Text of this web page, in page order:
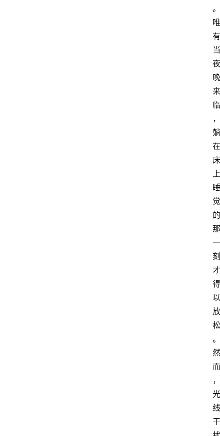
。
唯
有
当
夜
晚
来
临
，
躺
在
床
上
睡
觉
的
那
一
刻
才
得
以
放
松
。
然
而
，
光
线
干